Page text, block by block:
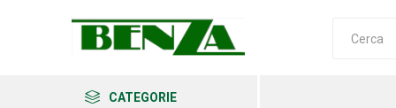
CATEGORIE